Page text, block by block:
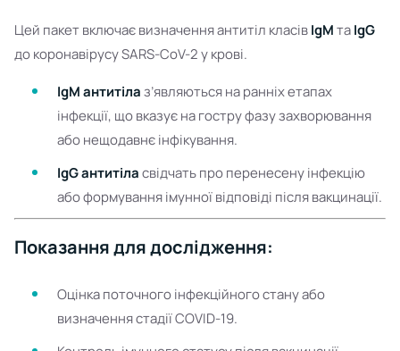
Цей пакет включає визначення антитіл класівIgMтаIgG
до коронавірусу SARS-CoV-2 у крові.
IgM антитілаз’являються на ранніх етапах
інфекції, що вказує на гостру фазу захворювання
або нещодавнє інфікування.
IgG антитіласвідчать про перенесену інфекцію
або формування імунної відповіді після вакцинації.
Показання для дослідження:
Оцінка поточного інфекційного стану або
визначення стадії COVID-19.